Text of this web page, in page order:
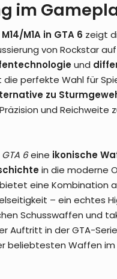
im
M14/M1A in GTA 6 zeigt
von Rockstar auf
und
die perfekte Wahl für
zu
und Reichweite
GTA 6eine ikonische
in die moderne
eine Kombination
– ein echtes
Schusswaffen und
Auftritt in der GTA-
beliebtesten Waffen im